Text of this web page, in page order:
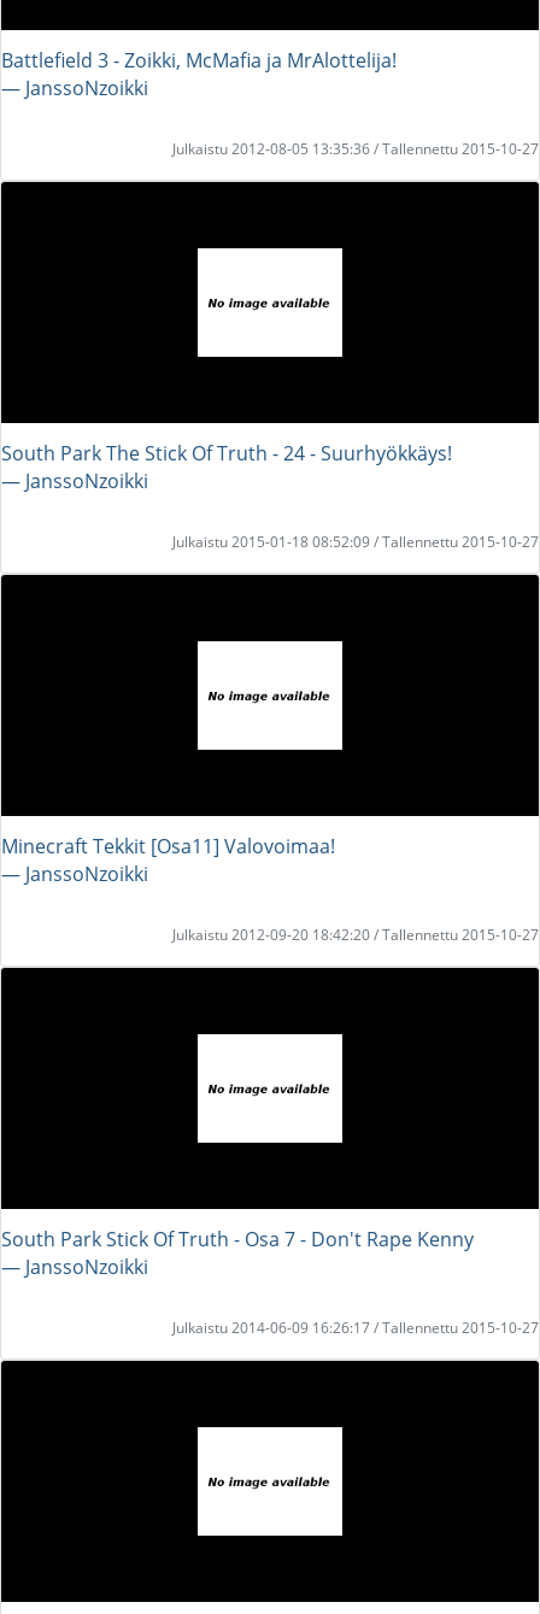
Battlefield 3 - Zoikki, McMafia ja MrAlottelija!
― JanssoNzoikki
Julkaistu 2012-08-05 13:35:36 / Tallennettu 2015-10-27
South Park The Stick Of Truth - 24 - Suurhyökkäys!
― JanssoNzoikki
Julkaistu 2015-01-18 08:52:09 / Tallennettu 2015-10-27
Minecraft Tekkit [Osa11] Valovoimaa!
― JanssoNzoikki
Julkaistu 2012-09-20 18:42:20 / Tallennettu 2015-10-27
South Park Stick Of Truth - Osa 7 - Don't Rape Kenny
― JanssoNzoikki
Julkaistu 2014-06-09 16:26:17 / Tallennettu 2015-10-27